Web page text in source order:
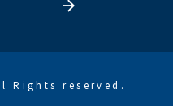
Rights reserved.